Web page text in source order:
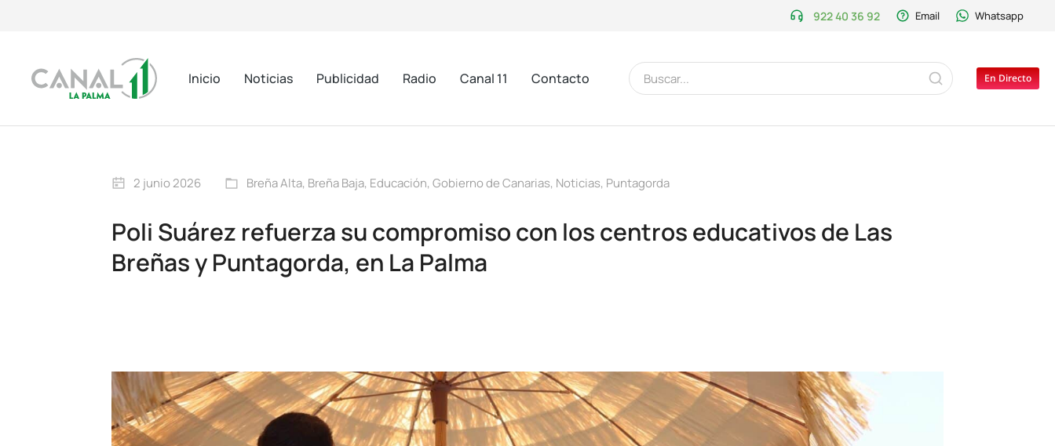
922 40 36 92 Email Whatsapp
Inicio Noticias Publicidad Radio Canal 11 Contacto En Directo
2 junio 2026 Breña Alta, Breña Baja, Educación, Gobierno de Canarias, Noticias, Puntagorda
Poli Suárez refuerza su compromiso con los centros educativos de Las
Breñas y Puntagorda, en La Palma